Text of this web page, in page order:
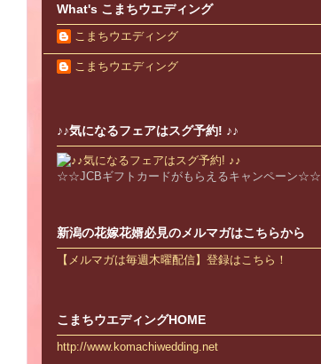
What's こまちウエディング
こまちウエディング
こまちウエディング
♪♪気になるフェアはスグ予約! ♪♪
☆☆JCBギフトカードがもらえるキャンペーン☆☆
新潟の花嫁花婿必見のメルマガはこちらから
【メルマガは毎週木曜配信】登録はこちら！
こまちウエディングHOME
http://www.komachiwedding.net